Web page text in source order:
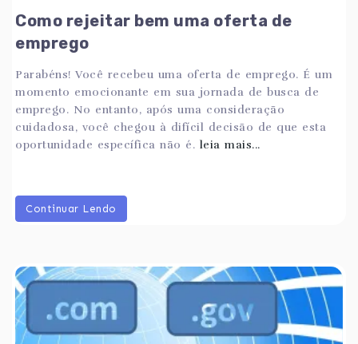
Como rejeitar bem uma oferta de
emprego
Parabéns! Você recebeu uma oferta de emprego. É um
momento emocionante em sua jornada de busca de
emprego. No entanto, após uma consideração
cuidadosa, você chegou à difícil decisão de que esta
oportunidade específica não é. leia mais...
Continuar Lendo